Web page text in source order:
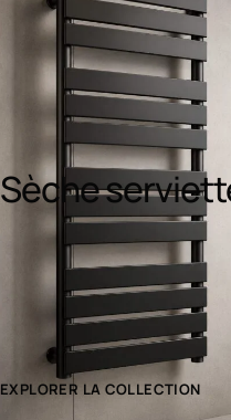
Design colorés
EXPLORER LA COLLECTION